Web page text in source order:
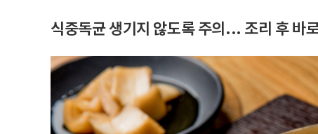
식중독균 생기지 않도록 주의... 조리 후 바